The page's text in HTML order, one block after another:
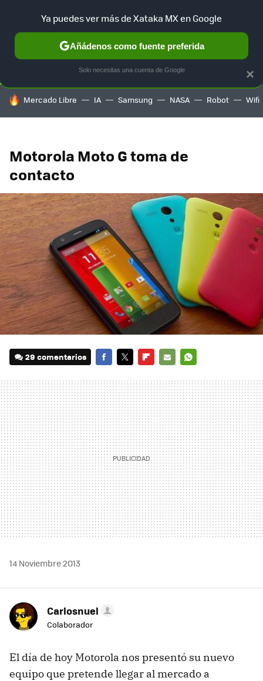
SELECCIÓN GAMING HOME AUTO TERRITORIO
HOY SE HABLA DE
Mercado Libre IA Samsung NASA Robot Wifi
Motorola Moto G toma de
contacto
29 comentarios
MAIL
14 Noviembre 2013
Carlosnuel
Colaborador
El día de hoy Motorola nos presentó su nuevo
equipo que pretende llegar al mercado a
×
Ya puedes ver más de Xataka MX en Google
Añádenos como fuente preferida
Solo necesitas una cuenta de Google